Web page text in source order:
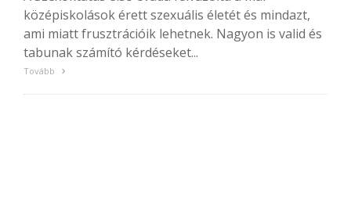
középiskolások érett szexuális életét és mindazt,
ami miatt frusztrációik lehetnek. Nagyon is valid és
tabunak számító kérdéseket...
Tovább